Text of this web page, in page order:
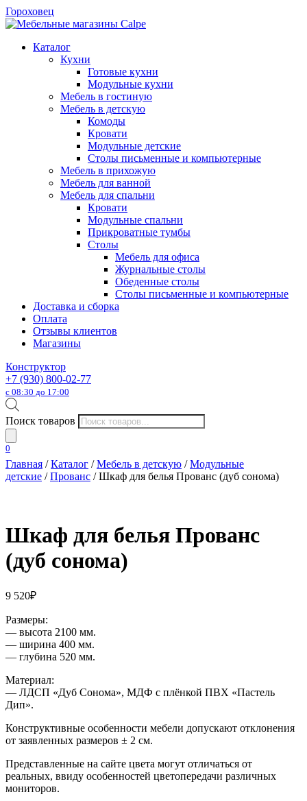
Гороховец
Каталог
Кухни
Готовые кухни
Модульные кухни
Мебель в гостиную
Мебель в детскую
Комоды
Кровати
Модульные детские
Столы письменные и компьютерные
Мебель в прихожую
Мебель для ванной
Мебель для спальни
Кровати
Модульные спальни
Прикроватные тумбы
Столы
Мебель для офиса
Журнальные столы
Обеденные столы
Столы письменные и компьютерные
Доставка и сборка
Оплата
Отзывы клиентов
Магазины
Конструктор
+7 (930) 800-02-77
с 08:30 до 17:00
Поиск товаров
0
Главная /Каталог /Мебель в детскую /Модульные
детские /Прованс / Шкаф для белья Прованс (дуб сонома)
Шкаф для белья Прованс
(дуб сонома)
9 520₽
Размеры:
— высота 2100 мм.
— ширина 400 мм.
— глубина 520 мм.
Материал:
— ЛДСП «Дуб Сонома», МДФ с плёнкой ПВХ «Пастель
Дип».
Конструктивные особенности мебели допускают отклонения
от заявленных размеров ± 2 см.
Представленные на сайте цвета могут отличаться от
реальных, ввиду особенностей цветопередачи различных
мониторов.